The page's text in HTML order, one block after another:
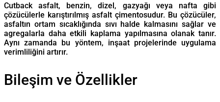
Cutback asfalt, benzin, dizel, gazyağı veya nafta gibi
çözücülerle karıştırılmış asfalt çimentosudur. Bu çözücüler,
asfaltın ortam sıcaklığında sıvı halde kalmasını sağlar ve
agregalarla daha etkili kaplama yapılmasına olanak tanır.
Aynı zamanda bu yöntem, inşaat projelerinde uygulama
verimliliğini artırır.
Bileşim ve Özellikler